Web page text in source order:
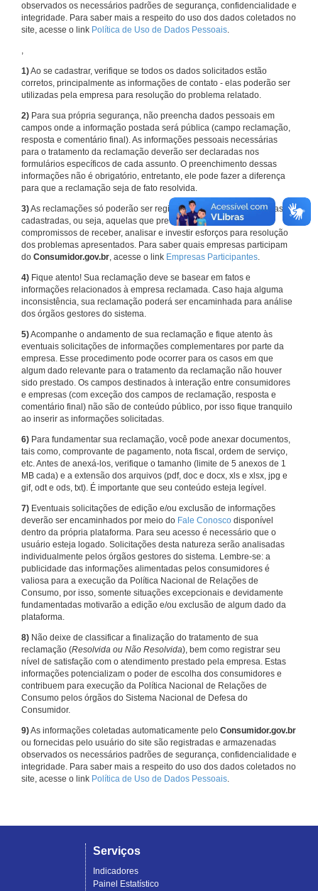
observados os necessários padrões de segurança, confidencialidade e
integridade. Para saber mais a respeito do uso dos dados coletados no
site, acesse o link Política de Uso de Dados Pessoais.
,
1)Ao se cadastrar, verifique se todos os dados solicitados estão
corretos, principalmente as informações de contato - elas poderão ser
utilizadas pela empresa para resolução do problema relatado.
2) Para sua própria segurança, não preencha dados pessoais em
campos onde a informação postada será pública (campo reclamação,
resposta e comentário final). As informações pessoais necessárias
para o tratamento da reclamação deverão ser declaradas nos
formulários específicos de cada assunto. O preenchimento dessas
informações não é obrigatório, entretanto, ele pode fazer a diferença
para que a reclamação seja de fato resolvida.
3)As reclamações só poderão ser registradas em face de empresas
cadastradas, ou seja, aquelas que previamente assumiram
compromissos de receber, analisar e investir esforços para resolução
dos problemas apresentados. Para saber quais empresas participam
do Consumidor.gov.br, acesse o link Empresas Participantes.
4) Fique atento! Sua reclamação deve se basear em fatos e
informações relacionados à empresa reclamada. Caso haja alguma
inconsistência, sua reclamação poderá ser encaminhada para análise
dos órgãos gestores do sistema.
5)Acompanhe o andamento de sua reclamação e fique atento às
eventuais solicitações de informações complementares por parte da
empresa. Esse procedimento pode ocorrer para os casos em que
algum dado relevante para o tratamento da reclamação não houver
sido prestado. Os campos destinados à interação entre consumidores
e empresas (com exceção dos campos de reclamação, resposta e
comentário final) não são de conteúdo público, por isso fique tranquilo
ao inserir as informações solicitadas.
6) Para fundamentar sua reclamação, você pode anexar documentos,
tais como, comprovante de pagamento, nota fiscal, ordem de serviço,
etc. Antes de anexá-los, verifique o tamanho (limite de 5 anexos de 1
MB cada) e a extensão dos arquivos (pdf, doc e docx, xls e xlsx, jpg e
gif, odt e ods, txt). É importante que seu conteúdo esteja legível.
7) Eventuais solicitações de edição e/ou exclusão de informações
deverão ser encaminhados por meio do Fale Conosco disponível
dentro da própria plataforma. Para seu acesso é necessário que o
usuário esteja logado. Solicitações desta natureza serão analisadas
individualmente pelos órgãos gestores do sistema. Lembre-se: a
publicidade das informações alimentadas pelos consumidores é
valiosa para a execução da Política Nacional de Relações de
Consumo, por isso, somente situações excepcionais e devidamente
fundamentadas motivarão a edição e/ou exclusão de algum dado da
plataforma.
8) Não deixe de classificar a finalização do tratamento de sua
reclamação (Resolvida ou Não Resolvida), bem como registrar seu
nível de satisfação com o atendimento prestado pela empresa. Estas
informações potencializam o poder de escolha dos consumidores e
contribuem para execução da Política Nacional de Relações de
Consumo pelos órgãos do Sistema Nacional de Defesa do
Consumidor.
9)As informações coletadas automaticamente pelo Consumidor.gov.br
ou fornecidas pelo usuário do site são registradas e armazenadas
observados os necessários padrões de segurança, confidencialidade e
integridade. Para saber mais a respeito do uso dos dados coletados no
site, acesse o link Política de Uso de Dados Pessoais.
Serviços
Indicadores
Painel Estatístico